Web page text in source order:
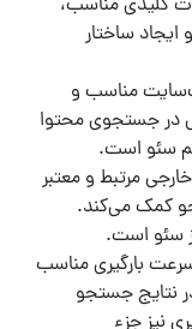
کلیدی مناسب،
ساختار
مناسب و
در جستجوی محتوا
سئو است.
مرتبط و معتبر
کمک می‌کند.
سئو است.
بارگیری مناسب
در نتایج جستجو